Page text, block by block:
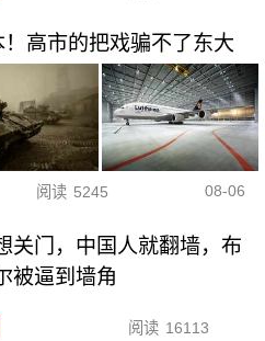
高市的把戏骗不了东大
阅读 5245 08-06
关门，中国人就翻墙，布
被逼到墙角
阅读 16113